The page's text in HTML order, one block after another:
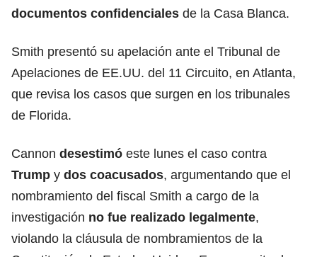
documentos confidenciales de la Casa Blanca.
Smith presentó su apelación ante el Tribunal de
Apelaciones de EE.UU. del 11 Circuito, en Atlanta,
que revisa los casos que surgen en los tribunales
de Florida.
Cannon desestimó este lunes el caso contra
Trump y dos coacusados, argumentando que el
nombramiento del fiscal Smith a cargo de la
investigación no fue realizado legalmente,
violando la cláusula de nombramientos de la